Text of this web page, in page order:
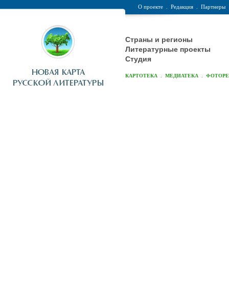
О проекте Редакция Партнеры
Страны и регионы
Литературные проекты
Студия
КАРТОТЕКА МЕДИАТЕКА